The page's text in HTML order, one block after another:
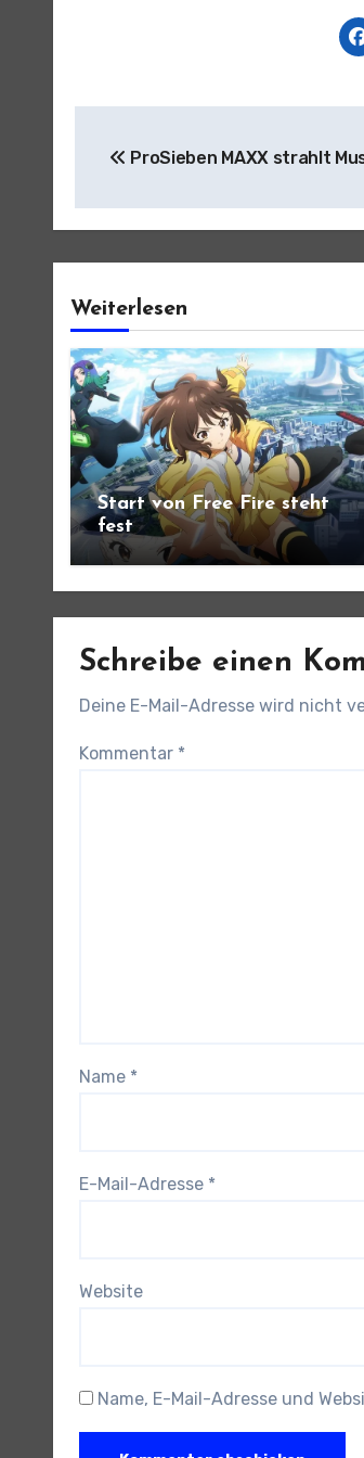
ProSieben MAXX strahlt
Weiterlesen
Start von Free Fire steht
fest
Schreibe einen
Deine E-Mail-Adresse wird nicht
Kommentar *
Name *
E-Mail-Adresse *
Website
Name, E-Mail-Adresse und